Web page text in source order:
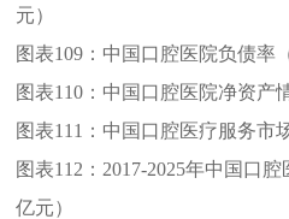
元）
图表109： 中国口腔医院负债率
图表110： 中国口腔医院净资产
图表111： 中国口腔医疗服务市
图表112： 2017-2025年中国口
亿元）